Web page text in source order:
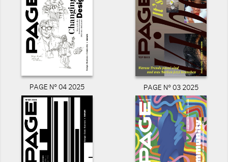
PAGE N° 04 2025 PAGE N° 03 2025